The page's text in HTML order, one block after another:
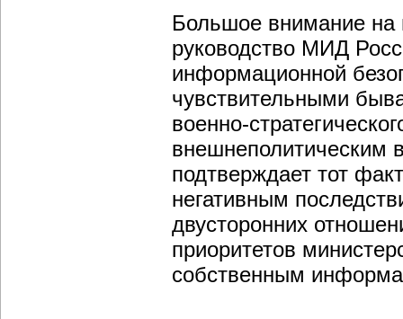
Большое внимание на
руководство МИД
информационной
чувствительными
военно-
внешнеполитическим
подтверждает тот
негативным
двусторонних
приоритетов
собственным